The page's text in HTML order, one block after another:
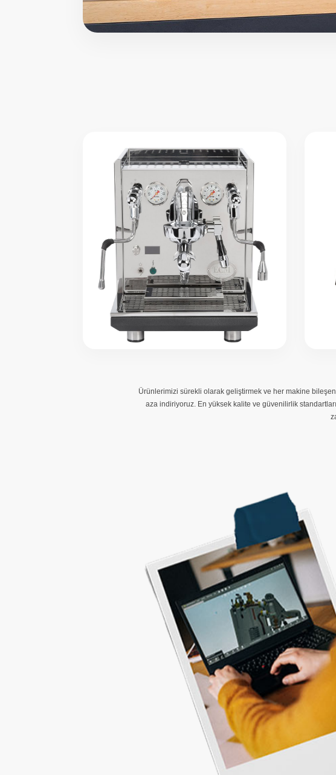
Ürünlerimizi sürekli olarak geliştirmek ve her makine
aza indiriyoruz. En yüksek kalite ve güvenilirlik